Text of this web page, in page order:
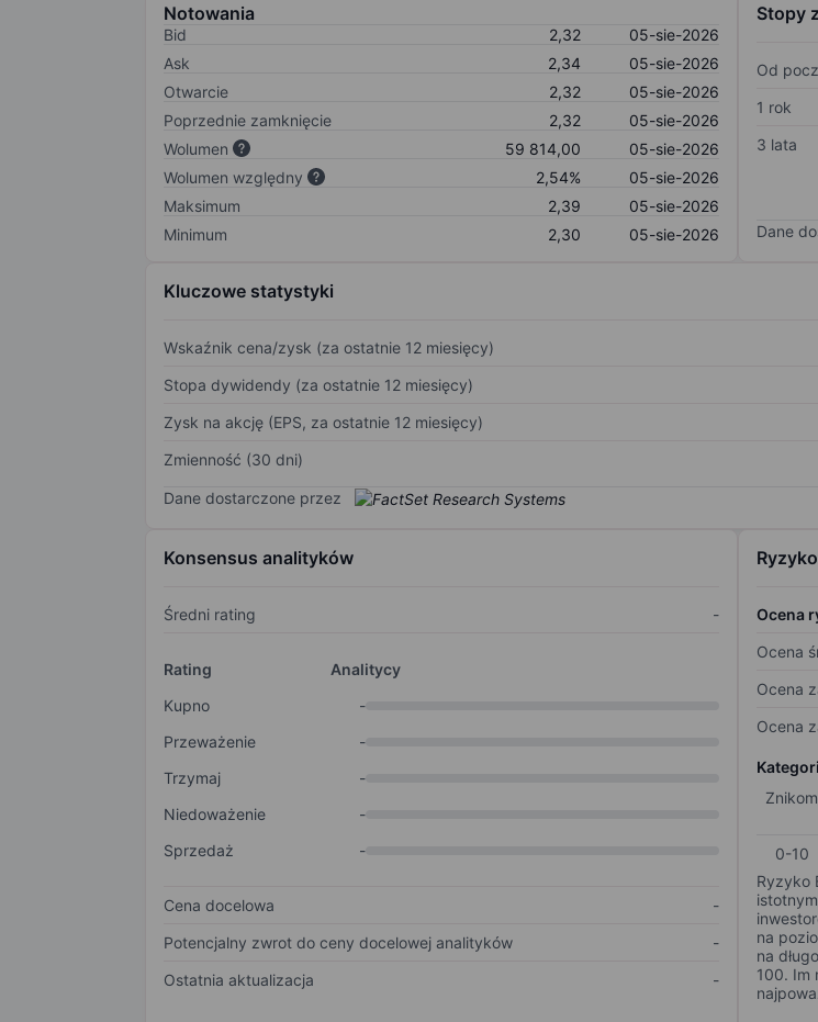
Notowania
Bid 2,32
05-sie-2026
Ask
2,34
05-sie-2026
Otwarcie
2,32
05-sie-2026
Poprzednie zamknięcie
2,32
05-sie-2026
Wolumen
59 814,00
05-sie-2026
Wolumen względny
2,54%
05-sie-2026
Maksimum
2,39
05-sie-2026
Minimum
2,30 05-sie-2026
Stopy
Od
1 rok
3 lata
Dane
Kluczowe statystyki
Wskaźnik cena/zysk (za ostatnie 12 miesięcy)
Stopa dywidendy (za ostatnie 12 miesięcy)
Zysk na akcję (EPS, za ostatnie 12 miesięcy)
Zmienność (30 dni)
Dane dostarczone przez
Konsensus analityków
Średni rating -
Rating
Analitycy
Kupno
-
Przeważenie
-
Trzymaj
-
Niedoważenie
-
Sprzedaż
-
Cena docelowa
-
Potencjalny zwrot do ceny docelowej analityków
-
Ostatnia aktualizacja
-
Ocena
Ocena
Ocena
Ocena
0-10
Ryzyko
na
na
100. Im